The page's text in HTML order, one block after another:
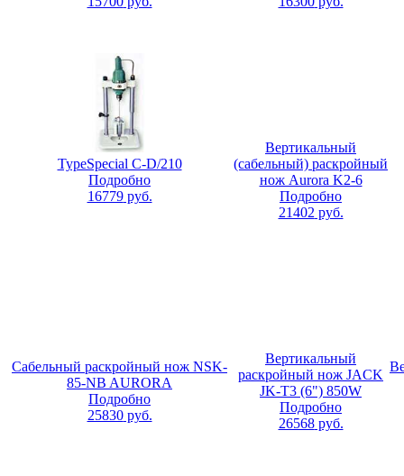
TypeSpecial C-D/210
Подробно
16779руб.
Вертикальный
(сабельный) раскройный
нож Aurora K2-6
Подробно
21402 руб.
Сабельный раскройный нож NSK-
85-NB AURORA
Подробно
25830руб.
Вертикальный
раскройный нож JACK
JK-T3 (6") 850W
Подробно
26568руб.